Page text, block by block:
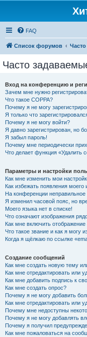
FAQ
Список форумов
Часто
Вход на конференцию и
Зачем мне нужно
Что такое COPPA?
Почему я не могу
Я только что
Почему я не могу войти?
Я давно зарегистрирован, но
Я забыл пароль!
Почему мне периодически
Что делает функция «Удалить
Параметры и настройки
Как мне изменить мои
Как избежать появления
На конференции неправильное
Я изменил часовой пояс, но
Моего языка нет в списке!
Что означают изображения
Как мне включить
Что такое звание и как я могу
Когда я щёлкаю по ссылке
Создание сообщений
Как мне создать новую тему
Как мне отредактировать или
Как мне добавить подпись к
Как мне создать опрос?
Почему я не могу добавить
Как мне отредактировать или
Почему мне недоступны
Почему я не могу добавлять
Почему я получил
Как мне пожаловаться на